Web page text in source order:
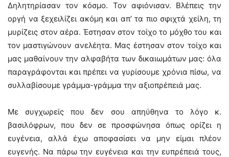
Δηλητηρίασαν τον κόσμο. Τον αφιόνισαν. Βλέπεις την
οργή να ξεχειλίζει ακόμη και απ’ τα πιο σφιχτά χείλη, τη
μυρίζεις στον αέρα. Έστησαν στον τοίχο το μόχθο του και
τον μαστιγώνουν ανελέητα. Μας έστησαν στον τοίχο και
μας μαθαίνουν την αλφαβήτα των δικαιωμάτων μας: όλα
παραγράφονται και πρέπει να γυρίσουμε χρόνια πίσω, να
συλλαβίσουμε γράμμα-γράμμα την αξιοπρέπειά μας.
Με συγχωρείς που δεν σου απηύθηνα το λόγο κ.
βασιλόφρων, που δεν σε προσφώνησα όπως ορίζει η
ευγένεια, αλλά έχω αποφασίσει να μην είμαι πλέον
ευγενής. Να πάρω την ευγένεια και την ευπρέπειά τους,